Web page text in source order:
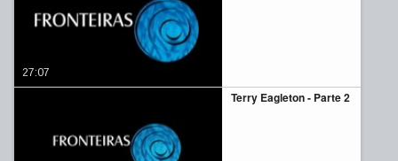
27:07
Terry Eagleton - Parte 2